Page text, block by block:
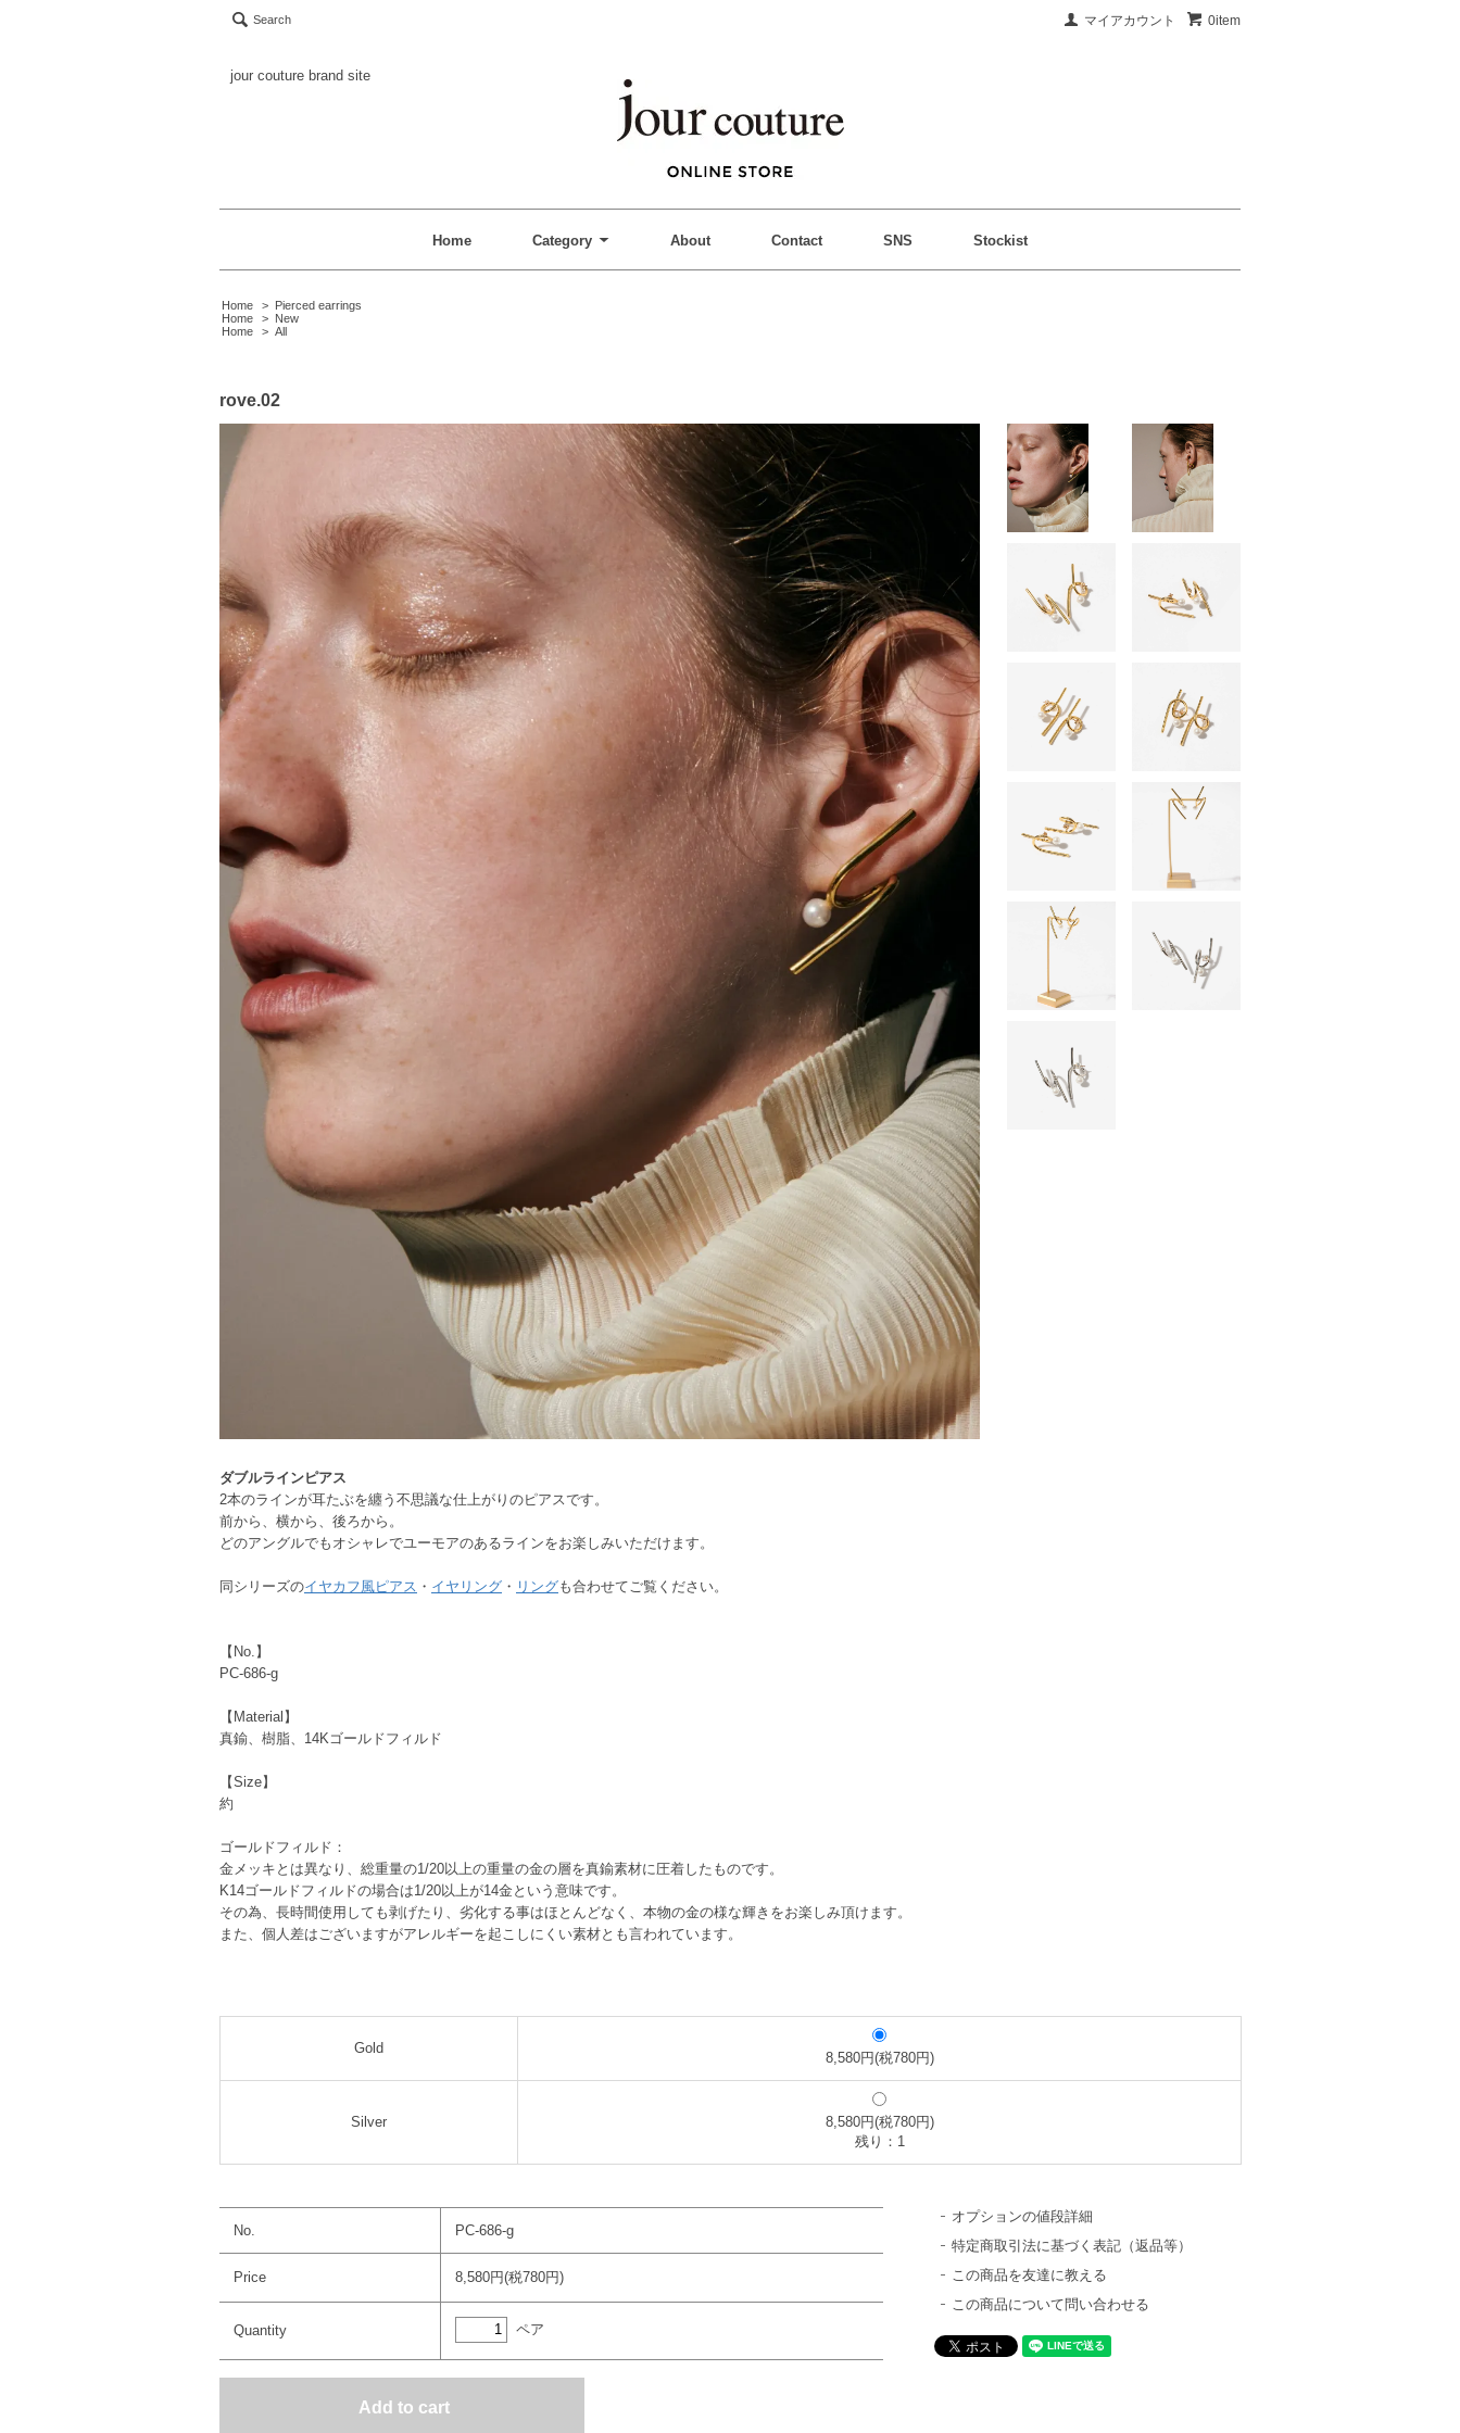
0item
マイアカウント
Search
jour couture brand site
Home Category About Contact SNS Stockist
Home > Pierced earrings
Home
> New
Home
> All
rove.02
ダブルラインピアス
2本のラインが耳たぶを纏う不思議な仕上がりのピアスです。
前から、横から、後ろから。
どのアングルでもオシャレでユーモアのあるラインをお楽しみいただけます。
同シリーズのイヤカフ風ピアス ・ イヤリング ・ リングも合わせてご覧ください。
【No.】
PC-686-g
【Material】
真鍮、樹脂、14Kゴールドフィルド
【Size】
約
ゴールドフィルド：
金メッキとは異なり、総重量の1/20以上の重量の金の層を真鍮素材に圧着したものです。
K14ゴールドフィルドの場合は1/20以上が14金という意味です。
その為、長時間使用しても剥げたり、劣化する事はほとんどなく、本物の金の様な輝きをお楽しみ頂けます。
また、個人差はございますがアレルギーを起こしにくい素材とも言われています。
Gold
8,580円(税780円)
Silver
8,580円(税780円)
残り：1
No. PC-686-g
Price 8,580円(税780円)
Quantity ペア
オプションの値段詳細
特定商取引法に基づく表記（返品等）
この商品を友達に教える
この商品について問い合わせる